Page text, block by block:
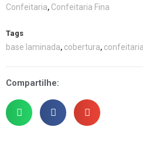
Confeitaria, Confeitaria Fina
Tags
base laminada, cobertura,
Compartilhe: